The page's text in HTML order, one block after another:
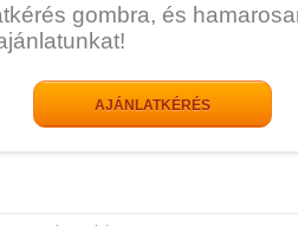
gombra, és
AJÁNLATKÉRÉS